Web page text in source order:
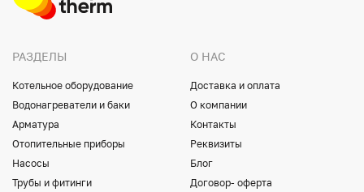
РАЗДЕЛЫ
Котельное оборудование
Водонагреватели и баки
Арматура
Отопительные приборы
Насосы
Трубы и фитинги
О НАС
Доставка и оплата
О компании
Контакты
Реквизиты
Блог
Договор- оферта